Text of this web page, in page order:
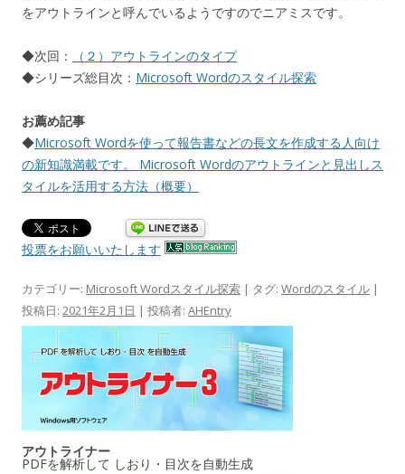
をアウトラインと呼んでいるようですのでニアミスです。
◆次回：
（２）アウトラインのタイプ
◆シリーズ総目次： Microsoft Wordのスタイル探索
お薦め記事
◆Microsoft Wordを使って報告書などの長文を作成する人向け
の新知識満載です。 Microsoft Wordのアウトラインと見出しス
タイルを活用する方法（概要）
投票をお願いいたします
カテゴリー: Microsoft Wordスタイル探索 | タグ: Wordのスタイル |
投稿日: 2021年2月1日 | 投稿者: AHEntry
アウトライナー
PDFを解析して しおり・目次を自動生成